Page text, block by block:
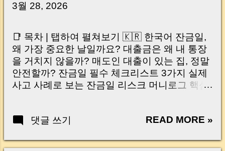
3월 28, 2026
📑 목차 | 탭하여 펼쳐보기 🇰🇷 한국어 잔금일,
왜 가장 중요한 날일까요? 대출금은 왜 내 통장
을 거치지 않을까? 매도인 대출이 있는 집, 정말
안전할까? 잔금일 필수 체크리스트 3가지 실제
사고 사례로 보는 잔금일 리스크 머니로그 핵심
Your Account Is It Safe If the Seller Has a
Real Risks and Mistakes to Avoid MoneyLog
댓글 쓰기 READ MORE »